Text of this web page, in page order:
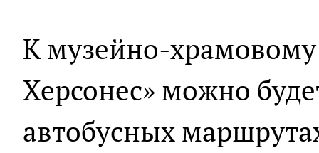
К музейно-
Херсонес» можно
автобусных